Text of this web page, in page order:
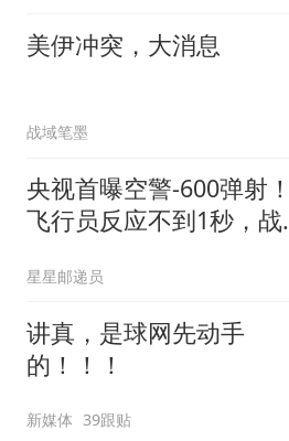
美伊冲突，大消息
战域笔墨
央视首曝空警-600弹射！
飞行员反应不到1秒，战
星星邮递员
讲真，是球网先动手
的！！！
新媒体 39跟贴